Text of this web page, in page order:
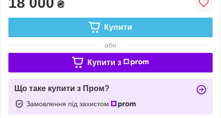
₴
Купити
або
Купити з
Що таке купити з Пром?
Замовлення під захистом